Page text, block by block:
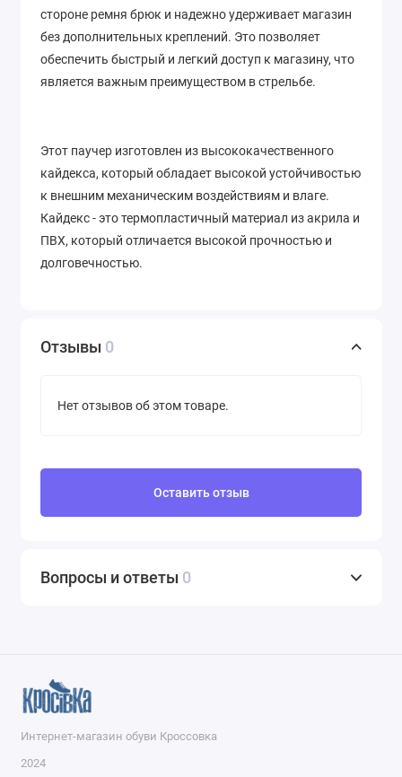
стороне ремня брюк и надежно удерживает магазин
без дополнительных креплений. Это позволяет
обеспечить быстрый и легкий доступ к магазину, что
является важным преимуществом в стрельбе.
Этот паучер изготовлен из высококачественного
кайдекса, который обладает высокой устойчивостью
к внешним механическим воздействиям и влаге.
Кайдекс - это термопластичный материал из акрила и
ПВХ, который отличается высокой прочностью и
долговечностью.
Отзывы 0
Нет отзывов об этом товаре.
Оставить отзыв
Вопросы и ответы 0
Интернет-магазин обуви Кроссовка
2024